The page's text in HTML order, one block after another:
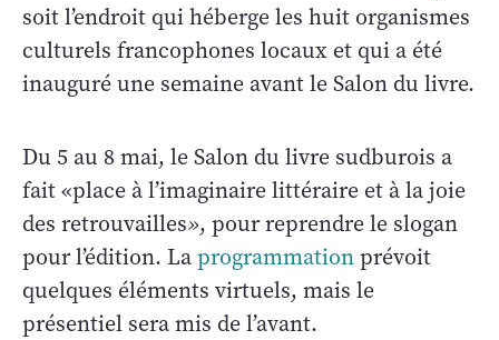
soit l’endroit qui héberge les huit organismes
culturels francophones locaux et qui a été
inauguré une semaine avant le Salon du livre.
Du 5 au 8 mai, le Salon du livre sudburois a
fait «place à l’imaginaire littéraire et à la joie
des retrouvailles», pour reprendre le slogan
pour l’édition. Laprogrammationprévoit
quelques éléments virtuels, mais le
présentiel sera mis de l’avant.